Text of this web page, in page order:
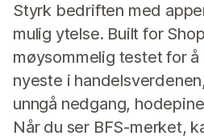
Styrk bedriften med
mulig ytelse. Built for
møysommelig testet for
nyeste i
unngå nedgang,
Når du ser BFS-merket,